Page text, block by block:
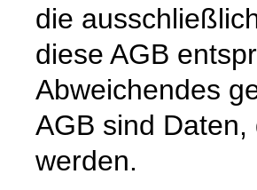
die
diese AGB
Abweichendes
AGB sind
werden.